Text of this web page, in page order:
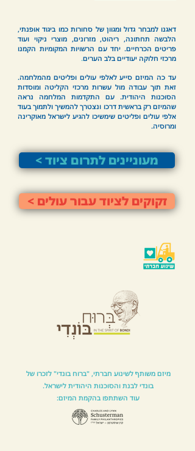
דאגנו למבחר גדול ומגוון של סחורות כמו ביגוד אופנתי,
הלבשה תחתונה, ריהוט, מזרונים, מוצרי ניקוי ועוד
פריטים הכרחיים. יחד עם הרשויות המקומיות הקמנו
מרכזי חלוקה יעודיים בלב הערים.
עד כה המיזם סייע לאלפי עולים ופליטים מהמלחמה.
זאת תוך עבודה מול עשרות מרכזי הקליטה ומוסדות
הסוכנות היהודית. עם התקדמות המלחמה נראה
שהמיזם רק בראשית דרכו ונצטרך להמשיך ולתמוך בעוד
אלפי עולים ופליטים שימשיכו להגיע לישראל מאוקרינה
ומרוסיה.
< מעוניינים לתרום ציוד
< זקוקים לציוד עבור עולים
מיזם משותף לשינוע חברתי, "ברוח בונדי" לזכרו של
בונדי לבנת והסוכנות היהודית לישראל.
עוד השתתפו בהקמת המיזם: